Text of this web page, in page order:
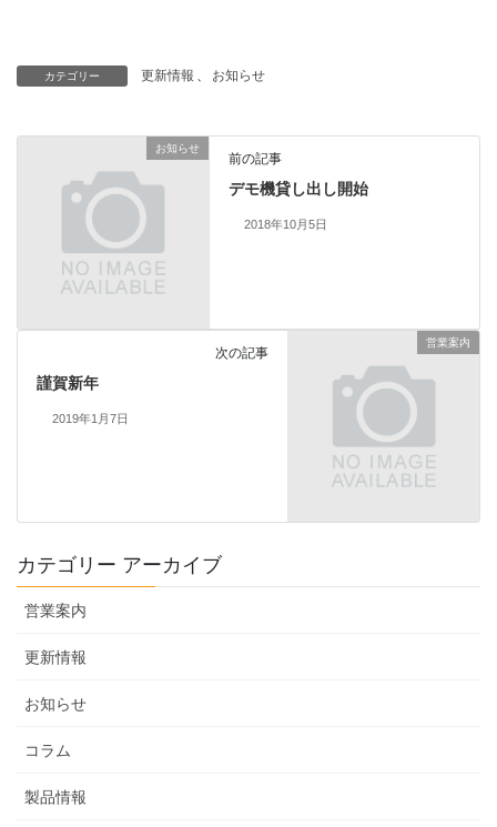
カテゴリー 更新情報 、 お知らせ
お知らせ
前の記事
デモ機貸し出し開始
2018年10月5日
営業案内
次の記事
謹賀新年
2019年1月7日
カテゴリー アーカイブ
営業案内
更新情報
お知らせ
コラム
製品情報